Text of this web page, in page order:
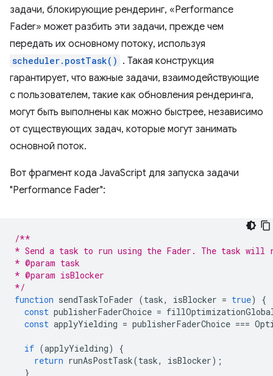
задачи, блокирующие рендеринг, «Performance
Fader» может разбить эти задачи, прежде чем
передать их основному потоку, используя
scheduler.postTask() . Такая конструкция
гарантирует, что важные задачи, взаимодействующие
с пользователем, такие как обновления рендеринга,
могут быть выполнены как можно быстрее, независимо
от существующих задач, которые могут занимать
основной поток.
Вот фрагмент кода JavaScript для запуска задачи
"Performance Fader":
/**
* Send a task to run using the Fader. The task will
* @param task
* @param isBlocker
*/
function sendTaskToFader (task, isBlocker = true)
{
const publisherFaderChoice =
const applyYielding = publisherFaderChoice ===
if (applyYielding)
{
return runAsPostTask(task, isBlocker);
}